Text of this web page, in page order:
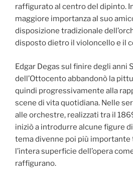
raffigurato al centro del dipinto.
maggiore importanza al suo
disposizione tradizionale
disposto dietro il violoncello e il
Edgar Degas sul finire degli anni
dell’Ottocento abbandonò la
quindi progressivamente alla
scene di vita quotidiana. Nelle
alle orchestre, realizzati tra il
iniziò a introdurre alcune figure
tema divenne poi più importante
l’intera superficie dell’opera
raffigurano.